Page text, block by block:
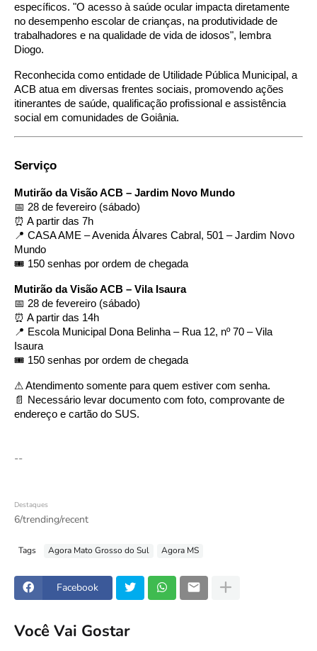
específicos. "O acesso à saúde ocular impacta diretamente
no desempenho escolar de crianças, na produtividade de
trabalhadores e na qualidade de vida de idosos", lembra
Diogo.
Reconhecida como entidade de Utilidade Pública Municipal, a
ACB atua em diversas frentes sociais, promovendo ações
itinerantes de saúde, qualificação profissional e assistência
social em comunidades de Goiânia.
Serviço
Mutirão da Visão ACB – Jardim Novo Mundo
📅 28 de fevereiro (sábado)
⏰ A partir das 7h
📍 CASA AME – Avenida Álvares Cabral, 501 – Jardim Novo
Mundo
🎟 150 senhas por ordem de chegada
Mutirão da Visão ACB – Vila Isaura
📅 28 de fevereiro (sábado)
⏰ A partir das 14h
📍 Escola Municipal Dona Belinha – Rua 12, nº 70 – Vila
Isaura
🎟 150 senhas por ordem de chegada
⚠ Atendimento somente para quem estiver com senha.
📄 Necessário levar documento com foto, comprovante de
endereço e cartão do SUS.
--
Destaques
6/trending/recent
Tags Agora Mato Grosso do Sul Agora MS
Facebook
Você Vai Gostar